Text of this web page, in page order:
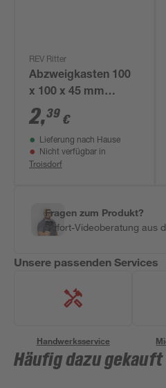
REV Ritter
Abzweigkasten 100
x 100 x 45 mm
schwarz/weiß
2,39 €
Lieferung nach Hause
Nicht verfügbar in
Troisdorf
Fragen zum Produkt?
Sofort-Videoberatung aus
Unsere passenden Services
Handwerksservice
Häufig dazu gekauft